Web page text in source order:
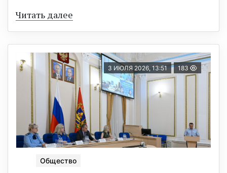
Читать далее
3 ИЮЛЯ 2026, 13:51 183
Общество